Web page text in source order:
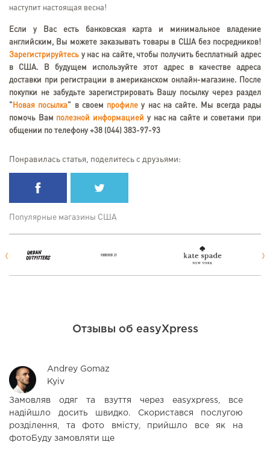
наступит настоящая весна!
Если у Вас есть банковская карта и минимальное владение
английским, Вы можете заказывать товары в США без посредников!
Зарегистрируйтесь у нас на сайте, чтобы получить бесплатный адрес
в США. В будущем используйте этот адрес в качестве адреса
доставки при регистрации в американском онлайн-магазине. После
покупки не забудьте зарегистрировать Вашу посылку через раздел
" Новая посылка" в своем профиле у нас на сайте. Мы всегда рады
помочь Вам полезной информацией у нас на сайте и советами при
общении по телефону +38 (044) 383-97-93
Понравилась статья, поделитесь с друзьями:
Популярные магазины США
Отзывы об easyXpress
Andrey Gomaz
Kyiv
Замовляв одяг та взуття через easyxpress, все
надійшло досить швидко. Скористався послугою
розділення, та фото вмісту, прийшло все як на
фотоБуду замовляти ще